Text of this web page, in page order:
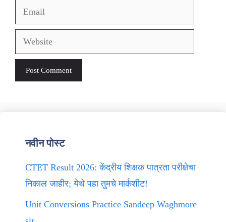
Email
Website
नवीन पोस्ट
CTET Result 2026: केंद्रीय शिक्षक पात्रता परीक्षेचा
निकाल जाहीर; येथे पहा तुमचे मार्कशीट!
Unit Conversions Practice Sandeep Waghmore